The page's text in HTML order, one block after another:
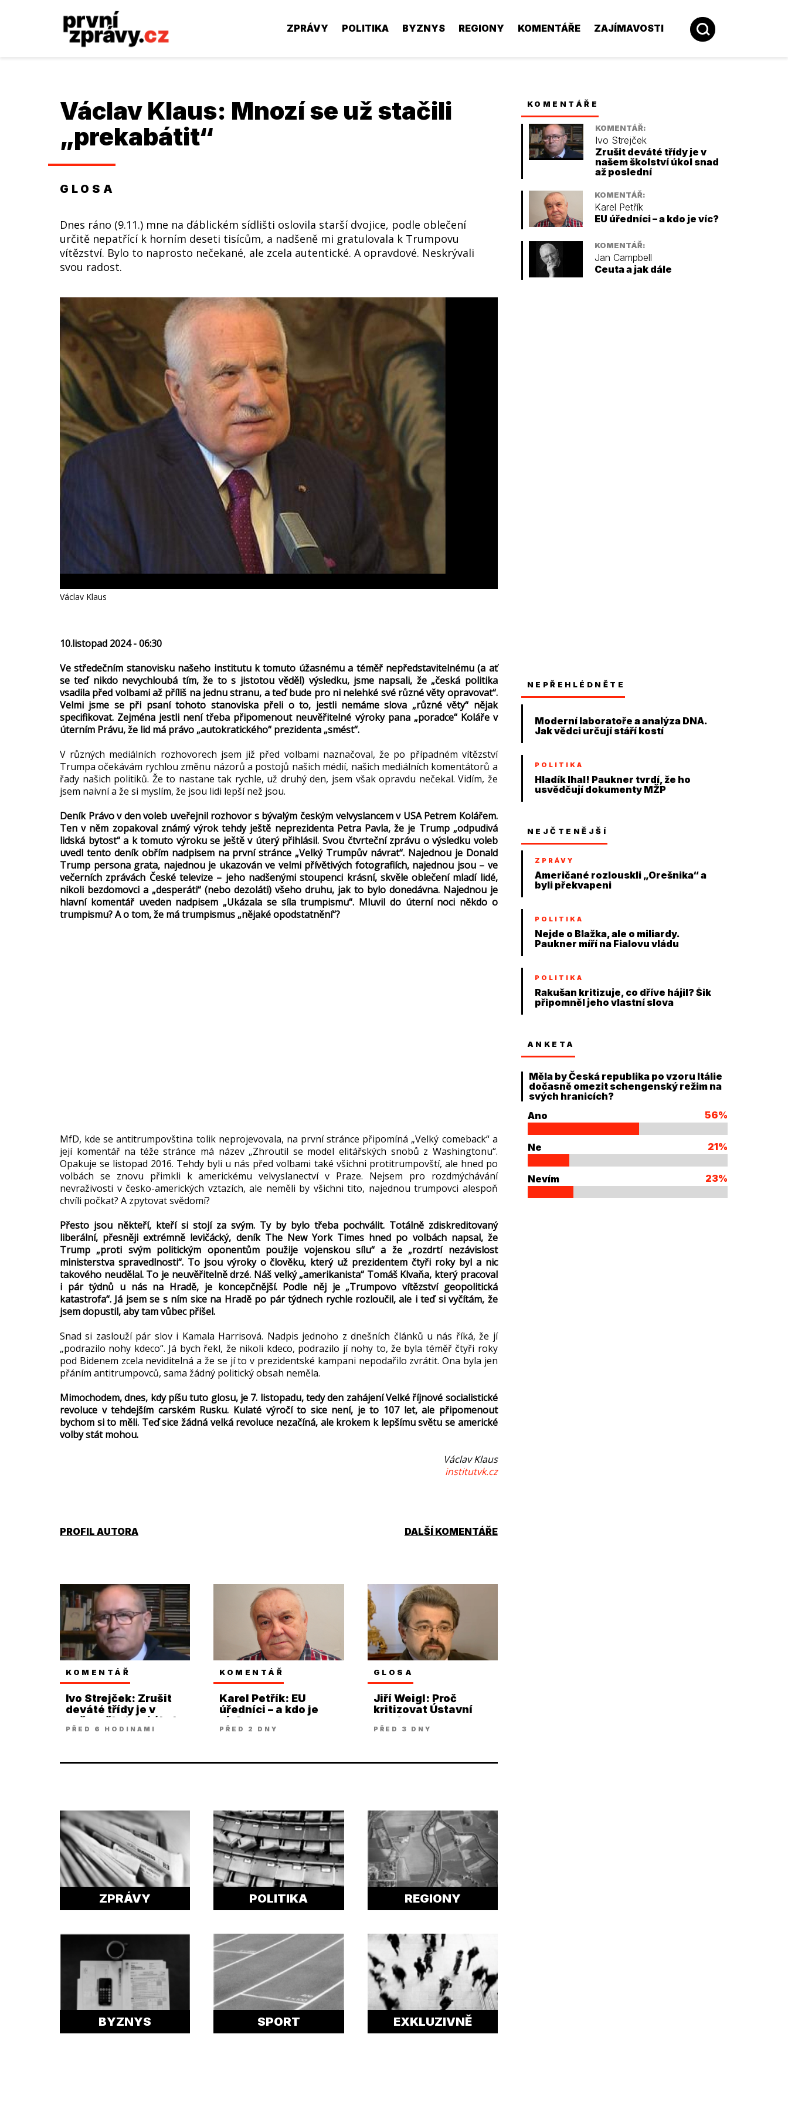
ZPRÁVY POLITIKA BYZNYS REGIONY KOMENTÁŘE ZAJÍMAVOSTI
Václav Klaus: Mnozí se už stačili
„prekabátit“
GLOSA
Dnes ráno (9.11.) mne na ďáblickém sídlišti oslovila starší dvojice, podle oblečení
určitě nepatřící k horním deseti tisícům, a nadšeně mi gratulovala k Trumpovu
vítězství. Bylo to naprosto nečekané, ale zcela autentické. A opravdové. Neskrývali
svou radost.
Václav Klaus
10.listopad 2024 - 06:30
Ve středečním stanovisku našeho institutu k tomuto úžasnému a téměř nepředstavitelnému (a ať
se teď nikdo nevychloubá tím, že to s jistotou věděl) výsledku, jsme napsali, že „česká politika
vsadila před volbami až příliš na jednu stranu, a teď bude pro ni nelehké své různé věty opravovat“.
Velmi jsme se při psaní tohoto stanoviska přeli o to, jestli nemáme slova „různé věty“ nějak
specifikovat. Zejména jestli není třeba připomenout neuvěřitelné výroky pana „poradce“ Koláře v
úterním Právu, že lid má právo „autokratického“ prezidenta „smést“.
V různých mediálních rozhovorech jsem již před volbami naznačoval, že po případném vítězství
Trumpa očekávám rychlou změnu názorů a postojů našich médií, našich mediálních komentátorů a
řady našich politiků. Že to nastane tak rychle, už druhý den, jsem však opravdu nečekal. Vidím, že
jsem naivní a že si myslím, že jsou lidi lepší než jsou.
Deník Právo v den voleb uveřejnil rozhovor s bývalým českým velvyslancem v USA Petrem Kolářem.
Ten v něm zopakoval známý výrok tehdy ještě neprezidenta Petra Pavla, že je Trump „odpudivá
lidská bytost“ a k tomuto výroku se ještě v úterý přihlásil. Svou čtvrteční zprávu o výsledku voleb
uvedl tento deník obřím nadpisem na první stránce „Velký Trumpův návrat“. Najednou je Donald
Trump persona grata, najednou je ukazován ve velmi přívětivých fotografiích, najednou jsou – ve
večerních zprávách České televize – jeho nadšenými stoupenci krásní, skvěle oblečení mladí lidé,
nikoli bezdomovci a „desperáti“ (nebo dezoláti) všeho druhu, jak to bylo donedávna. Najednou je
hlavní komentář uveden nadpisem „Ukázala se síla trumpismu“. Mluvil do úterní noci někdo o
trumpismu? A o tom, že má trumpismus „nějaké opodstatnění“?
MfD, kde se antitrumpovština tolik neprojevovala, na první stránce připomíná „Velký comeback“ a
její komentář na téže stránce má název „Zhroutil se model elitářských snobů z Washingtonu“.
Opakuje se listopad 2016. Tehdy byli u nás před volbami také všichni protitrumpovští, ale hned po
volbách se znovu přimkli k americkému velvyslanectví v Praze. Nejsem pro rozdmýchávání
nevraživosti v česko-amerických vztazích, ale neměli by všichni tito, najednou trumpovci alespoň
chvíli počkat? A zpytovat svědomí?
Přesto jsou někteří, kteří si stojí za svým. Ty by bylo třeba pochválit. Totálně zdiskreditovaný
liberální, přesněji extrémně levičácký, deník The New York Times hned po volbách napsal, že
Trump „proti svým politickým oponentům použije vojenskou sílu“ a že „rozdrtí nezávislost
ministerstva spravedlnosti“. To jsou výroky o člověku, který už prezidentem čtyři roky byl a nic
takového neudělal. To je neuvěřitelně drzé. Náš velký „amerikanista“ Tomáš Klvaňa, který pracoval
i pár týdnů u nás na Hradě, je koncepčnější. Podle něj je „Trumpovo vítězství geopolitická
katastrofa“. Já jsem se s ním sice na Hradě po pár týdnech rychle rozloučil, ale i teď si vyčítám, že
jsem dopustil, aby tam vůbec přišel.
Snad si zaslouží pár slov i Kamala Harrisová. Nadpis jednoho z dnešních článků u nás říká, že jí
„podrazilo nohy kdeco“. Já bych řekl, že nikoli kdeco, podrazilo jí nohy to, že byla téměř čtyři roky
pod Bidenem zcela neviditelná a že se jí to v prezidentské kampani nepodařilo zvrátit. Ona byla jen
přáním antitrumpovců, sama žádný politický obsah neměla.
Mimochodem, dnes, kdy píšu tuto glosu, je 7. listopadu, tedy den zahájení Velké říjnové socialistické
revoluce v tehdejším carském Rusku. Kulaté výročí to sice není, je to 107 let, ale připomenout
bychom si to měli. Teď sice žádná velká revoluce nezačíná, ale krokem k lepšímu světu se americké
volby stát mohou.
Václav Klaus
institutvk.cz
PROFIL AUTORA DALŠÍ KOMENTÁŘE
KOMENTÁŘ
Ivo Strejček: Zrušit
deváté třídy je v
našem školství úkol
snad až poslední
PŘED 6 HODINAMI
KOMENTÁŘ
Karel Petřík: EU
úředníci – a kdo je
víc?
PŘED 2 DNY
GLOSA
Jiří Weigl: Proč
kritizovat Ústavní
soud
PŘED 3 DNY
ZPRÁVY POLITIKA REGIONY
BYZNYS SPORT EXKLUZIVNĚ
KOMENTÁŘE
KOMENTÁŘ:
Ivo Strejček
Zrušit deváté třídy je v
našem školství úkol snad
až poslední
KOMENTÁŘ:
Karel Petřík
EU úředníci – a kdo je víc?
KOMENTÁŘ:
Jan Campbell
Ceuta a jak dále
NEPŘEHLÉDNĚTE
Moderní laboratoře a analýza DNA.
Jak vědci určují stáří kostí
POLITIKA
Hladík lhal! Paukner tvrdí, že ho
usvědčují dokumenty MŽP
NEJČTENĚJŠÍ
ZPRÁVY
Američané rozlouskli „Orešnika“ a
byli překvapeni
POLITIKA
Nejde o Blažka, ale o miliardy.
Paukner míří na Fialovu vládu
POLITIKA
Rakušan kritizuje, co dříve hájil? Šik
připomněl jeho vlastní slova
ANKETA
Měla by Česká republika po vzoru Itálie
dočasně omezit schengenský režim na
svých hranicích?
Ano
56%
Ne 21%
Nevím 23%